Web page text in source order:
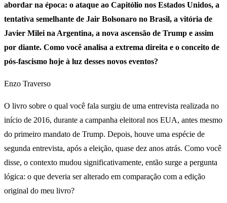
abordar na época: o ataque ao Capitólio nos Estados Unidos, a
tentativa semelhante de Jair Bolsonaro no Brasil, a vitória de
Javier Milei na Argentina, a nova ascensão de Trump e assim
por diante. Como você analisa a extrema direita e o conceito de
pós-fascismo hoje à luz desses novos eventos?
Enzo Traverso
O livro sobre o qual você fala surgiu de uma entrevista realizada no
início de 2016, durante a campanha eleitoral nos EUA, antes mesmo
do primeiro mandato de Trump. Depois, houve uma espécie de
segunda entrevista, após a eleição, quase dez anos atrás. Como você
disse, o contexto mudou significativamente, então surge a pergunta
lógica: o que deveria ser alterado em comparação com a edição
original do meu livro?